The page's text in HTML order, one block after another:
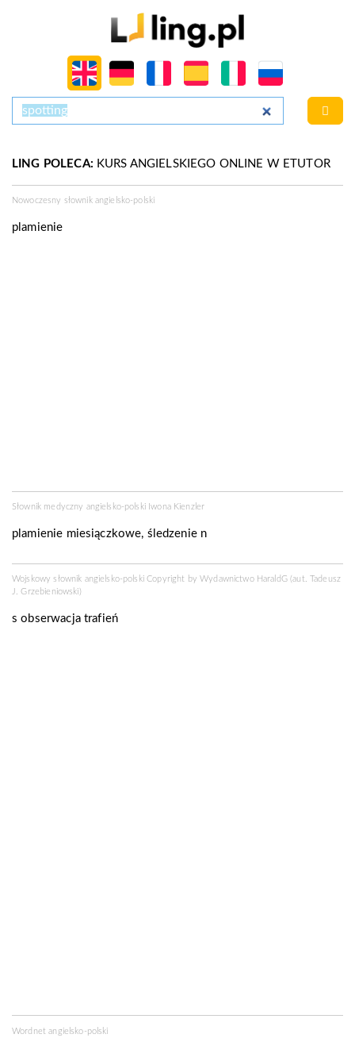
LING POLECA: KURS ANGIELSKIEGO ONLINE W ETUTOR
Nowoczesny słownik angielsko-polski
plamienie
Słownik medyczny angielsko-polski Iwona Kienzler
plamienie miesiączkowe, śledzenie n
Wojskowy słownik angielsko-polski Copyright byWydawnictwo HaraldG(aut. Tadeusz
J. Grzebieniowski)
s obserwacja trafień
Wordnet angielsko-polski